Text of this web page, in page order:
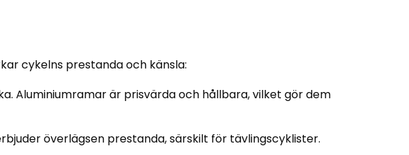
cykelns prestanda och känsla:
Aluminiumramar är prisvärda och hållbara, vilket gör dem
överlägsen prestanda, särskilt för tävlingscyklister.